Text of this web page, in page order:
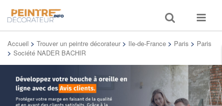
Toggle
search
Toggle
Accueil > Trouver un peintre décorateur > Ile-de-France > Paris > Paris
> Société NADER BACHIR